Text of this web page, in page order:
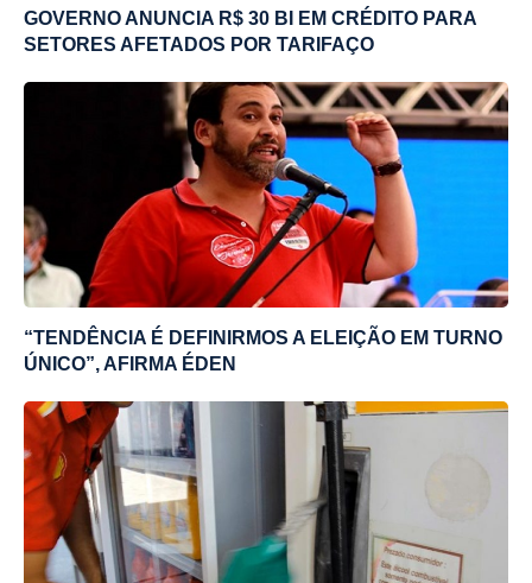
GOVERNO ANUNCIA R$ 30 BI EM CRÉDITO PARA
SETORES AFETADOS POR TARIFAÇO
“TENDÊNCIA É DEFINIRMOS A ELEIÇÃO EM TURNO
ÚNICO”, AFIRMA ÉDEN